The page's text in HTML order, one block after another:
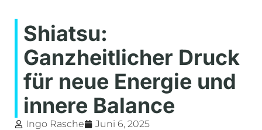
Shiatsu:
Ganzheitlicher Druck
für neue Energie und
innere Balance
Ingo Rasche Juni 6, 2025